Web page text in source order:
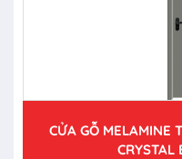
CỬA GỖ MELAMINE
CRYSTAL